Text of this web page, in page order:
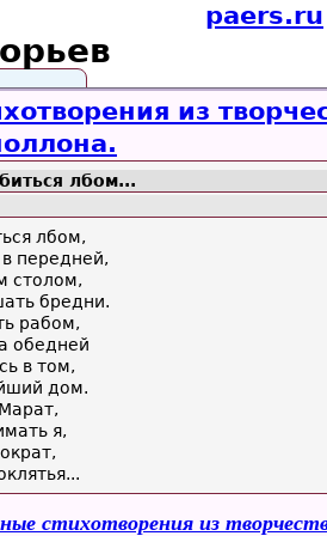
paers.ru
из
лбом...
лбом,
передней,
столом,
бредни.
рабом,
обедней
в том,
дом.
я,
стихотворения из